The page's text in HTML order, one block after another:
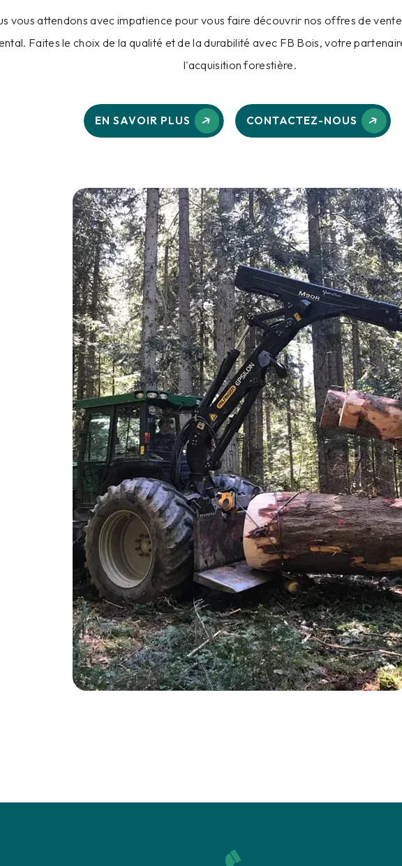
vous attendons avec impatience pour vous faire découvrir nos offres de
Faites le choix de la qualité et de la durabilité avec FB Bois, votre
l'acquisition forestière.
EN SAVOIR PLUS CONTACTEZ-NOUS